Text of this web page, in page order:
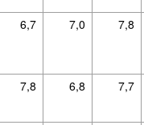
6,7 7,0 7,8
7,8 6,8 7,7